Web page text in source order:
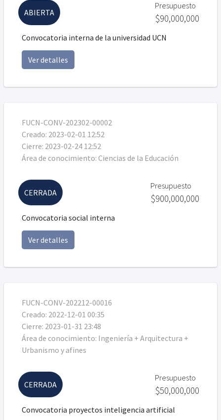
Convocatoria interna de la universidad UCN
Ver detalles
ABIERTA
Presupuesto
$90,000,000
FUCN-CONV-202302-00002
Creado: 2023-02-01 12:52
Cierre: 2023-02-24 12:52
Área de conocimiento: Ciencias de la Educación
Convocatoria social interna
Ver detalles
CERRADA
Presupuesto
$900,000,000
FUCN-CONV-202212-00016
Creado: 2022-12-01 00:35
Cierre: 2023-01-31 23:48
Área de conocimiento: Ingeniería + Arquitectura +
Urbanismo y afines
Convocatoria proyectos inteligencia artificial
CERRADA
Presupuesto
$50,000,000